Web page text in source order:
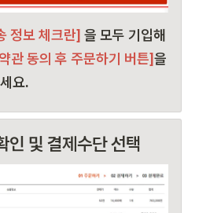
정보 체크란] 을 모두 기입해
관 동의 후 주문하기 버튼]을
요.
인 및 결제수단 선택